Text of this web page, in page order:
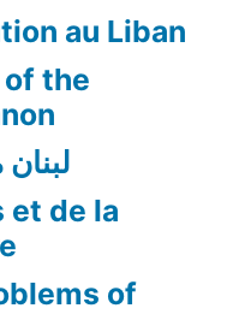
au Liban
the
et de la
of